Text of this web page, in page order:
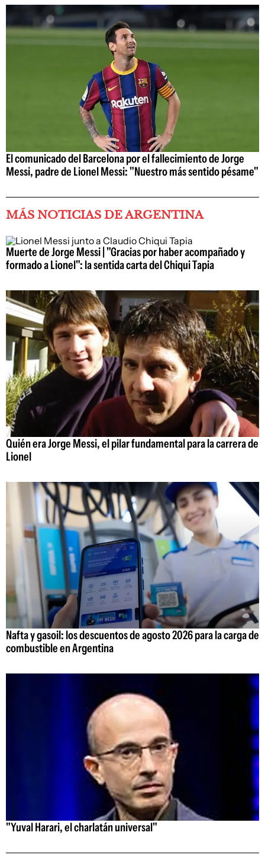
El comunicado del Barcelona por el fallecimiento de Jorge
Messi, padre de Lionel Messi: "Nuestro más sentido pésame"
MÁS NOTICIAS DE ARGENTINA
Muerte de Jorge Messi | "Gracias por haber acompañado y
formado a Lionel": la sentida carta del Chiqui Tapia
Quién era Jorge Messi, el pilar fundamental para la carrera de
Lionel
Nafta y gasoil: los descuentos de agosto 2026 para la carga de
combustible en Argentina
"Yuval Harari, el charlatán universal"